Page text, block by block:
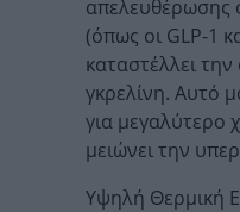
απελευθέρωσης
(όπως οι GLP-1
καταστέλλει
γκρελίνη. Αυτό
για μεγαλύτερο
μειώνει την
Υψηλή Θερμική